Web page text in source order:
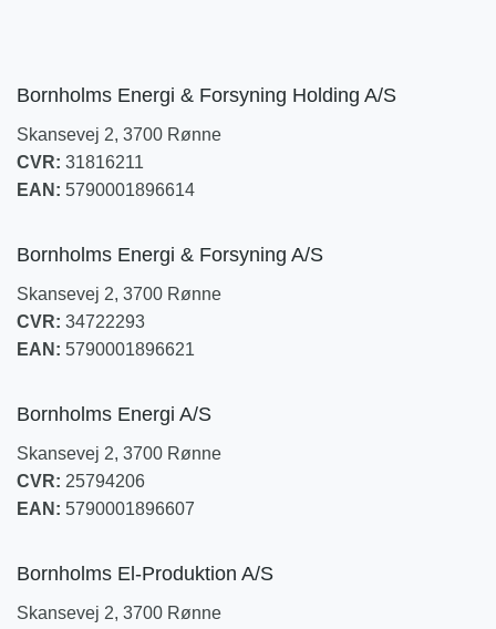
Bornholms Energi & Forsyning Holding A/S
Skansevej 2, 3700 Rønne
CVR: 31816211
EAN: 5790001896614
Bornholms Energi & Forsyning A/S
Skansevej 2, 3700 Rønne
CVR: 34722293
EAN: 5790001896621
Bornholms Energi A/S
Skansevej 2, 3700 Rønne
CVR: 25794206
EAN: 5790001896607
Bornholms El-Produktion A/S
Skansevej 2, 3700 Rønne